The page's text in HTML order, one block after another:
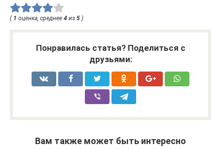
( 1 оценка, среднее 4 из 5 )
Понравилась статья? Поделиться с
друзьями:
Вам также может быть интересно